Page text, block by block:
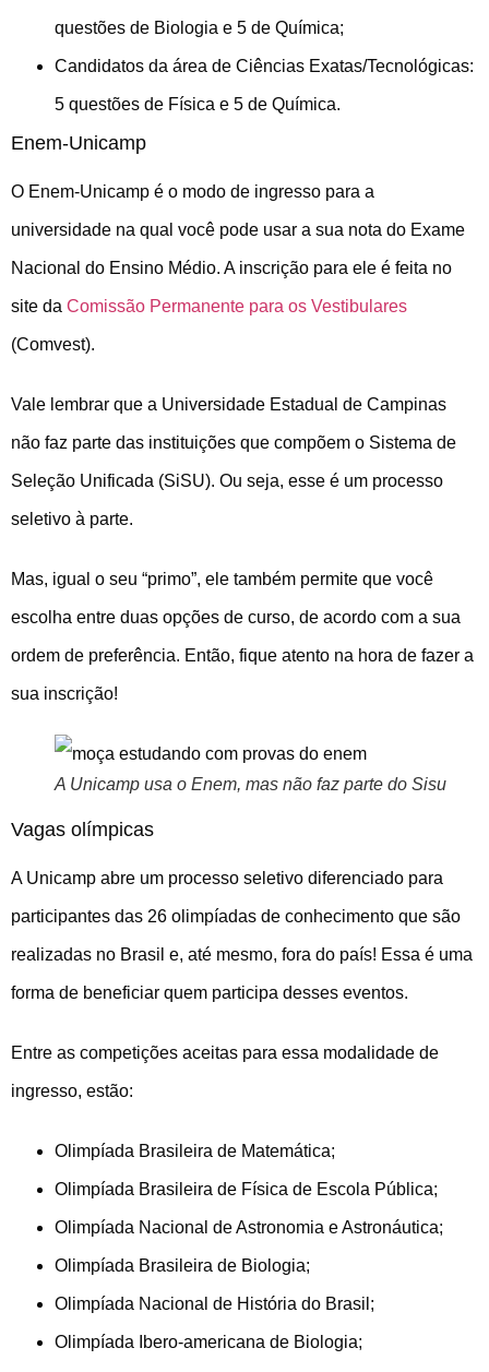
questões de Biologia e 5 de Química;
Candidatos da área de Ciências Exatas/Tecnológicas:
5 questões de Física e 5 de Química.
Enem-Unicamp
O Enem-Unicamp é o modo de ingresso para a
universidade na qual você pode usar a sua nota do Exame
Nacional do Ensino Médio. A inscrição para ele é feita no
site da Comissão Permanente para os Vestibulares
(Comvest).
Vale lembrar que a Universidade Estadual de Campinas
não faz parte das instituições que compõem o Sistema de
Seleção Unificada (SiSU). Ou seja, esse é um processo
seletivo à parte.
Mas, igual o seu “primo”, ele também permite que você
escolha entre duas opções de curso, de acordo com a sua
ordem de preferência. Então, fique atento na hora de fazer a
sua inscrição!
A Unicamp usa o Enem, mas não faz parte do Sisu
Vagas olímpicas
A Unicamp abre um processo seletivo diferenciado para
participantes das 26 olimpíadas de conhecimento que são
realizadas no Brasil e, até mesmo, fora do país! Essa é uma
forma de beneficiar quem participa desses eventos.
Entre as competições aceitas para essa modalidade de
ingresso, estão:
Olimpíada Brasileira de Matemática;
Olimpíada Brasileira de Física de Escola Pública;
Olimpíada Nacional de Astronomia e Astronáutica;
Olimpíada Brasileira de Biologia;
Olimpíada Nacional de História do Brasil;
Olimpíada Ibero-americana de Biologia;